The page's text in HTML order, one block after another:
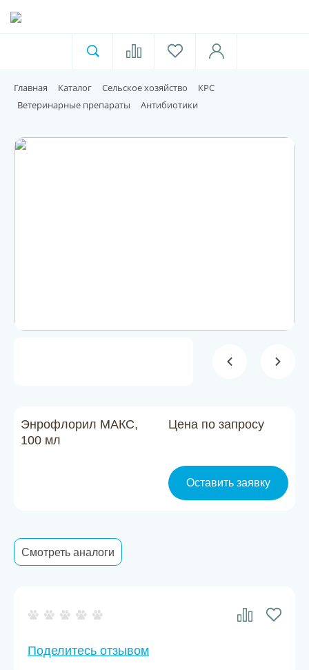
Для пищевой индустрии
Домашние животные
Контакты
Главная Каталог Сельское хозяйство
КРС
Ветеринарные препараты
Антибиотики
Энрофлорил МАКС,
100 мл
Цена по запросу
Оставить заявку
Смотреть аналоги
Поделитесь отзывом